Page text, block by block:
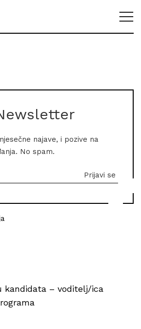
najave, i pozive na
No spam.
kandidata – voditelj/ica